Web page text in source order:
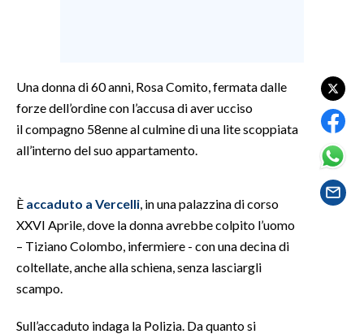
SPETTACOLI
GOSSIP
SARDEGNA TURISMO
SARDI NEL MONDO
NOTIZIE
EVENTI
Una donna di 60 anni, Rosa Comito, fermata dalle
forze dell’ordine con l’accusa di aver ucciso
il compagno 58enne al culmine di una lite scoppiata
all’interno del suo appartamento.
È accaduto a Vercelli , in una palazzina di corso
XXVI Aprile, dove la donna avrebbe colpito l’uomo
– Tiziano Colombo, infermiere - con una decina di
coltellate, anche alla schiena, senza lasciargli
scampo.
Sull’accaduto indaga la Polizia. Da quanto si